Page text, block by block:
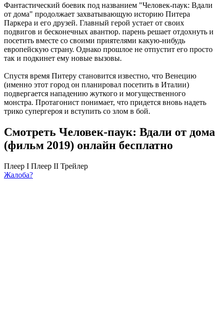
Фантастический боевик под названием "Человек-паук: Вдали
от дома" продолжает захватывающую историю Питера
Паркера и его друзей. Главный герой устает от своих
подвигов и бесконечных авантюр. парень решает отдохнуть и
посетить вместе со своими приятелями какую-нибудь
европейскую страну. Однако прошлое не отпустит его просто
так и подкинет ему новые вызовы.
Спустя время Питеру становится известно, что Венецию
(именно этот город он планировал посетить в Италии)
подвергается нападению жуткого и могущественного
монстра. Протагонист понимает, что придется вновь надеть
трико супергероя и вступить со злом в бой.
Смотреть Человек-паук: Вдали от дома
(фильм 2019) онлайн бесплатно
Плеер I Плеер II Трейлер
Жалоба?